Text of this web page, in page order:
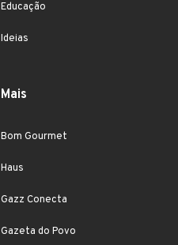
Educação
Ideias
Mais
Bom Gourmet
Haus
Gazz Conecta
Gazeta do Povo